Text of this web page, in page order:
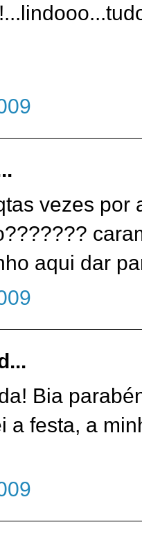
vezes por
aqui dar
Bia
a festa, a